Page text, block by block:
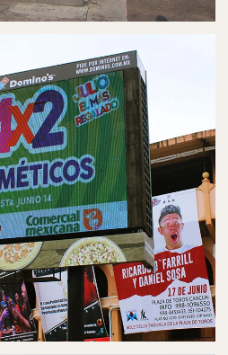
MUPIS/PARABUSES
EN CUERNAVACA